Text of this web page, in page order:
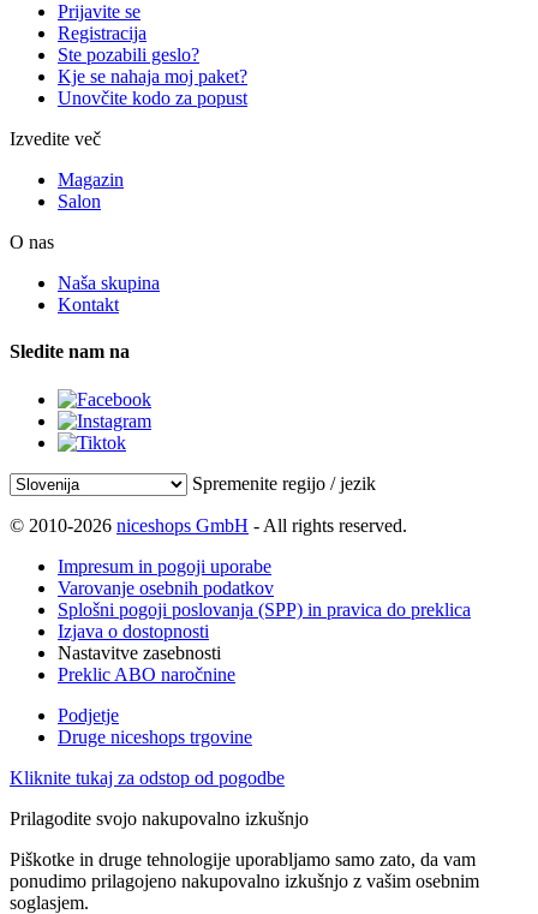
Prijavite se
Registracija
Ste pozabili geslo?
Kje se nahaja moj paket?
Unovčite kodo za popust
Izvedite več
Magazin
Salon
O nas
Naša skupina
Kontakt
Sledite nam na
Spremenite regijo / jezik
© 2010-2026 niceshops GmbH - All rights reserved.
Impresum in pogoji uporabe
Varovanje osebnih podatkov
Splošni pogoji poslovanja (SPP) in pravica do preklica
Izjava o dostopnosti
Nastavitve zasebnosti
Preklic ABO naročnine
Podjetje
Druge niceshops trgovine
Kliknite tukaj za odstop od pogodbe
Prilagodite svojo nakupovalno izkušnjo
Piškotke in druge tehnologije uporabljamo samo zato, da vam
ponudimo prilagojeno nakupovalno izkušnjo z vašim osebnim
soglasjem.